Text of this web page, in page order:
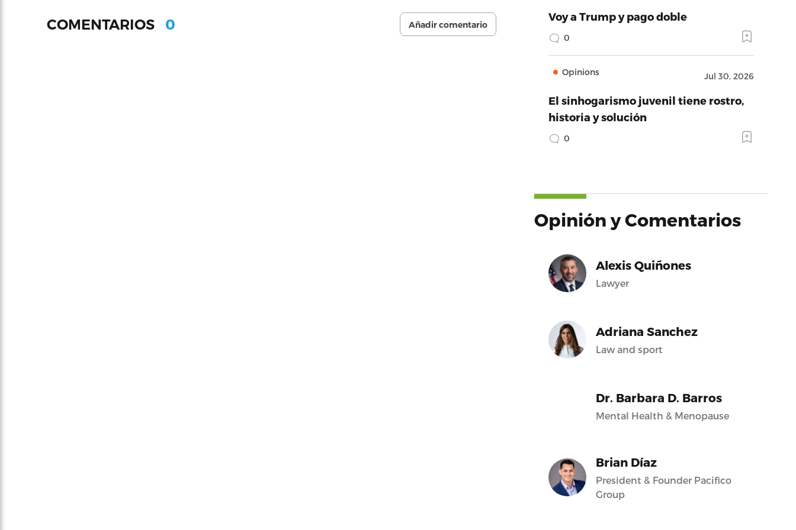
COMENTARIOS 0 Añadir comentario
Voy a Trump y pago doble
0
Opinions Jul 30, 2026
El sinhogarismo juvenil tiene rostro,
historia y solución
0
Opinión y Comentarios
Alexis Quiñones
Lawyer
Adriana Sanchez
Law and sport
Dr. Barbara D. Barros
Mental Health & Menopause
Brian Díaz
President & Founder Pacifico
Group